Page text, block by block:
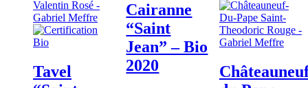
Tavel
Cairanne
“Saint
Jean” – Bio
2020